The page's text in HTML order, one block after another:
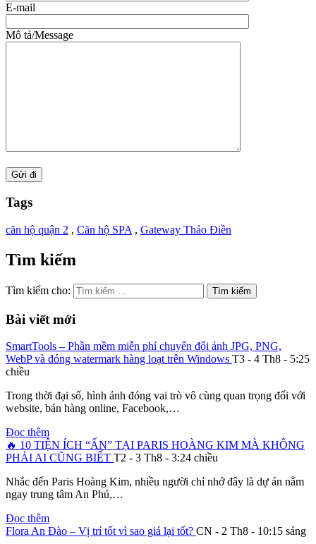
E-mail
Mô tả/Message
Tags
căn hộ quận 2 , Căn hộ SPA , Gateway Thảo Điền
Tìm kiếm
Tìm kiếm cho:
Bài viết mới
SmartTools – Phần mềm miễn phí chuyển đổi ảnh JPG, PNG,
WebP và đóng watermark hàng loạt trên Windows T3 - 4 Th8 - 5:25
chiều
Trong thời đại số, hình ảnh đóng vai trò vô cùng quan trọng đối với
website, bán hàng online, Facebook,…
Đọc thêm
🔥 10 TIỆN ÍCH “ẨN” TẠI PARIS HOÀNG KIM MÀ KHÔNG
PHẢI AI CŨNG BIẾT T2 - 3 Th8 - 3:24 chiều
Nhắc đến Paris Hoàng Kim, nhiều người chỉ nhớ đây là dự án nằm
ngay trung tâm An Phú,…
Đọc thêm
Flora An Đào – Vị trí tốt vì sao giá lại tốt? CN - 2 Th8 - 10:15 sáng